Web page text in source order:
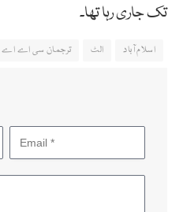
تک جاری رہا تھا۔
اسلام آباد الٹ ترجمان سی اے اے